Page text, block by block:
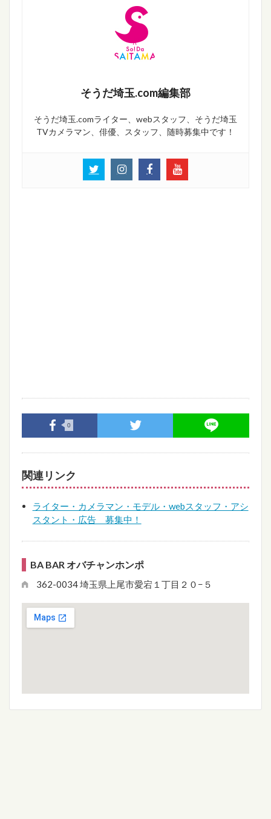
そうだ埼玉.com編集部
そうだ埼玉.comライター、webスタッフ、そうだ埼玉
TVカメラマン、俳優、スタッフ、随時募集中です！
0
関連リンク
ライター・カメラマン・モデル・webスタッフ・アシ
スタント・広告 募集中！
BA BAR オバチャンホンポ
362-0034 埼玉県上尾市愛宕１丁目２０−５